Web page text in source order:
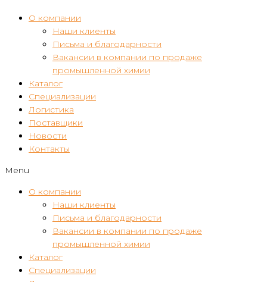
О компании
Наши клиенты
Письма и благодарности
Вакансии в компании по продаже
промышленной химии
Каталог
Специализации
Логистика
Поставщики
Новости
Контакты
Menu
О компании
Наши клиенты
Письма и благодарности
Вакансии в компании по продаже
промышленной химии
Каталог
Специализации